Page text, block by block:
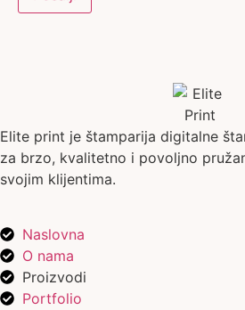
Elite print je štamparija digitalne
za brzo, kvalitetno i povoljno
svojim klijentima.
Naslovna
O nama
Proizvodi
Portfolio